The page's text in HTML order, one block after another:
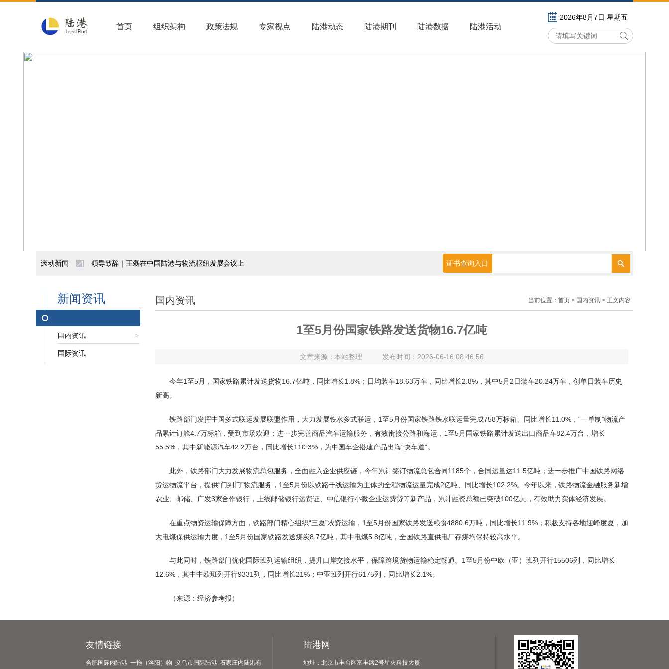
首页 组织架构 政策法规 专家视点 陆港动态 陆港期刊 陆港数据 陆港活动
2026年8月7日 星期五
滚动新闻 领导致辞｜王磊在中国陆港与物流枢纽发展会议上
宜宾首发中老国际货运列车 西部陆海新通道再添
抢抓施工黄金期 阿拉山口综保区换装库项目赋能
招聘公告|呼和浩特市北兴产业投资发展有限责任
证书查询入口
新闻资讯
国内资讯
国际资讯
当前位置： 首页 > 国内资讯 > 正文内容
国内资讯
1至5月份国家铁路发送货物16.7亿吨
文章来源：本站整理 发布时间：2026-06-16 08:46:56
今年1至5月，国家铁路累计发送货物16.7亿吨，同比增长1.8%；日均装车18.63万车，同比增长2.8%，其中5月2日装车20.24万车，创单日装车历史
新高。
铁路部门发挥中国多式联运发展联盟作用，大力发展铁水多式联运，1至5月份国家铁路铁水联运量完成758万标箱、同比增长11.0%，“一单制”物流产
品累计订舱4.7万标箱，受到市场欢迎；进一步完善商品汽车运输服务，有效衔接公路和海运，1至5月国家铁路累计发送出口商品车82.4万台，增长
55.5%，其中新能源汽车42.2万台，同比增长110.3%，为中国车企搭建产品出海“快车道”。
此外，铁路部门大力发展物流总包服务，全面融入企业供应链，今年累计签订物流总包合同1185个，合同运量达11.5亿吨；进一步推广中国铁路网络
货运物流平台，提供“门到门”物流服务，1至5月份以铁路干线运输为主体的全程物流运量完成2亿吨、同比增长102.2%。今年以来，铁路物流金融服务新增
农业、邮储、广发3家合作银行，上线邮储银行运费证、中信银行小微企业运费贷等新产品，累计融资总额已突破100亿元，有效助力实体经济发展。
在重点物资运输保障方面，铁路部门精心组织“三夏”农资运输，1至5月份国家铁路发送粮食4880.6万吨，同比增长11.9%；积极支持各地迎峰度夏，加
大电煤保供运输力度，1至5月份国家铁路发送煤炭8.7亿吨，其中电煤5.8亿吨，全国铁路直供电厂存煤均保持较高水平。
与此同时，铁路部门优化国际班列运输组织，提升口岸交接水平，保障跨境货物运输稳定畅通。1至5月份中欧（亚）班列开行15506列，同比增长
12.6%，其中中欧班列开行9331列，同比增长21%；中亚班列开行6175列，同比增长2.1%。
（来源：经济参考报）
友情链接
合肥国际内陆港 一拖（洛阳）物 义乌市国际陆港 石家庄内陆港有
陆港网
地址：北京市丰台区富丰路2号星火科技大厦